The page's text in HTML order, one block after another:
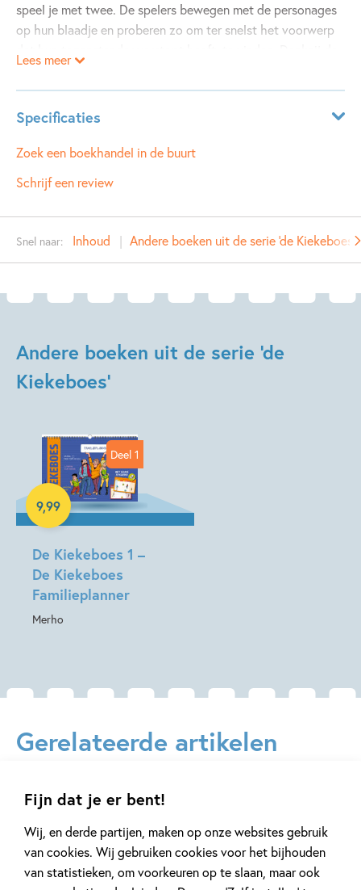
Fijn dat je er bent!
Wij, en derde partijen, maken op onze websites gebruik
van cookies. Wij gebruiken cookies voor het bijhouden
van statistieken, om voorkeuren op te slaan, maar ook
speel je met twee. De spelers bewegen met de personages
op hun blaadje en proberen zo om ter snelst het voorwerp
40 spelroosters zal dit speelboek kinderen en hun ouders
bekoren!
Lees meer
Specificaties
ISBN: 9789002278129
NUR:
Prijs: 9, 99
Uitgever:
SU Kids & Digits
Kenmerken van dit boek
Soort boek
Zoek een boekhandel in de buurt
Schrijf een review
Snel naar: Inhoud Andere boeken uit de serie 'de Kiekeboes'
Andere boeken uit de serie 'de
Kiekeboes'
Deel 1
De Kiekeboes 1 –
De Kiekeboes
Familieplanner
Merho
9,99
Spel
Gerelateerde artikelen
Prijzen & nominaties